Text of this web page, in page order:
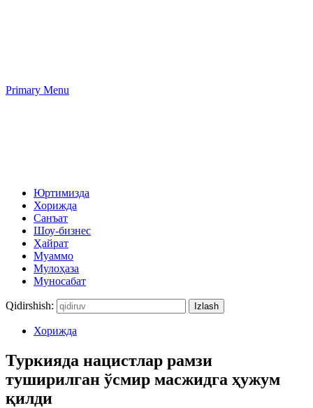
Primary Menu
Юртимизда
Хорижда
Санъат
Шоу-бизнес
Ҳайрат
Муаммо
Мулоҳаза
Муносабат
Qidirshish:
Хорижда
Туркияда нацистлар рамзи
туширилган ўсмир масжидга ҳужум
қилди